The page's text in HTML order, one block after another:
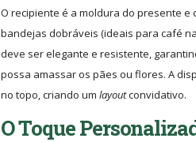
O recipiente é a moldura do presente
bandejas dobráveis (ideais para café
deve ser elegante e resistente,
possa amassar os pães ou flores. A
no topo, criando um layoutconvidativo.
O Toque